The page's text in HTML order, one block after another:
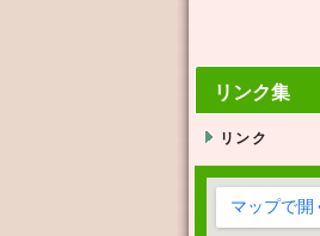
リンク集
リンク